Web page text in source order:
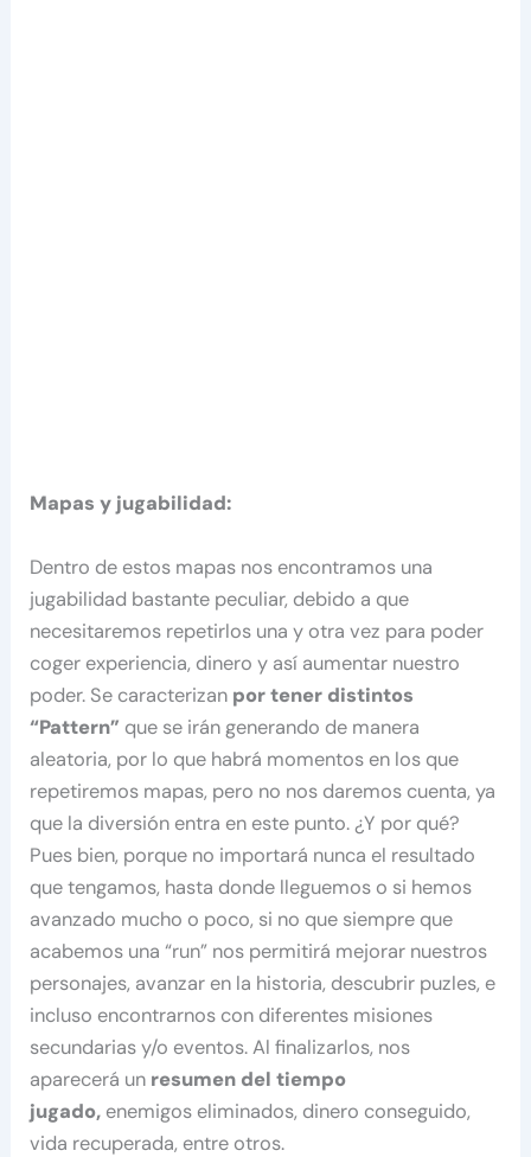
Mapas y jugabilidad:
Dentro de estos mapas nos encontramos una
jugabilidad bastante peculiar, debido a que
necesitaremos repetirlos una y otra vez para poder
coger experiencia, dinero y así aumentar nuestro
poder. Se caracterizan por tener distintos
“Pattern” que se irán generando de manera
aleatoria, por lo que habrá momentos en los que
repetiremos mapas, pero no nos daremos cuenta, ya
que la diversión entra en este punto. ¿Y por qué?
Pues bien, porque no importará nunca el resultado
que tengamos, hasta donde lleguemos o si hemos
avanzado mucho o poco, si no que siempre que
acabemos una “run” nos permitirá mejorar nuestros
personajes, avanzar en la historia, descubrir puzles, e
incluso encontrarnos con diferentes misiones
secundarias y/o eventos. Al finalizarlos, nos
aparecerá un resumen del tiempo
jugado, enemigos eliminados, dinero conseguido,
vida recuperada, entre otros.